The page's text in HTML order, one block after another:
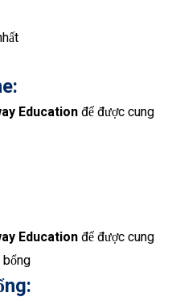
Educationđể được cung
Educationđể được cung